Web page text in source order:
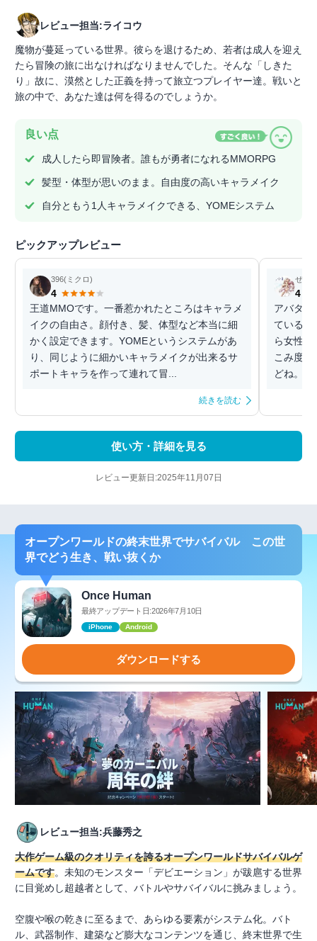
レビュー担当:ライコウ
魔物が蔓延っている世界。彼らを退けるため、若者は成人を迎え
たら冒険の旅に出なければなりませんでした。そんな「しきた
り」故に、漠然とした正義を持って旅立つプレイヤー達。戦いと
旅の中で、あなた達は何を得るのでしょうか。
良い点
成人したら即冒険者。誰もが勇者になれるMMORPG
髪型・体型が思いのまま。自由度の高いキャラメイク
自分ともう1人キャラメイクできる、YOMEシステム
ピックアップレビュー
396(ミクロ)
4
王道MMOです。一番惹かれたところはキャラメ
イクの自由さ。顔付き、髪、体型など本当に細
かく設定できます。YOMEというシステムがあ
り、同じように細かいキャラメイクが出来るサ
ポートキャラを作って連れて冒...
続きを読む
ぜろ
4
アバター
ている
ら女性
こみ度
どね。
使い方・詳細を見る
レビュー更新日:2025年11月07日
オープンワールドの終末世界でサバイバル この世
界でどう生き、戦い抜くか
Once Human
最終アップデート日:2026年7月10日
iPhone Android
ダウンロードする
レビュー担当:兵藤秀之
大作ゲーム級のクオリティを誇るオープンワールドサバイバルゲ
ームです。未知のモンスター「デビエーション」が跋扈する世界
に目覚めし超越者として、バトルやサバイバルに挑みましょう。
空腹や喉の乾きに至るまで、あらゆる要素がシステム化。バト
ル、武器制作、建築など膨大なコンテンツを通じ、終末世界で生